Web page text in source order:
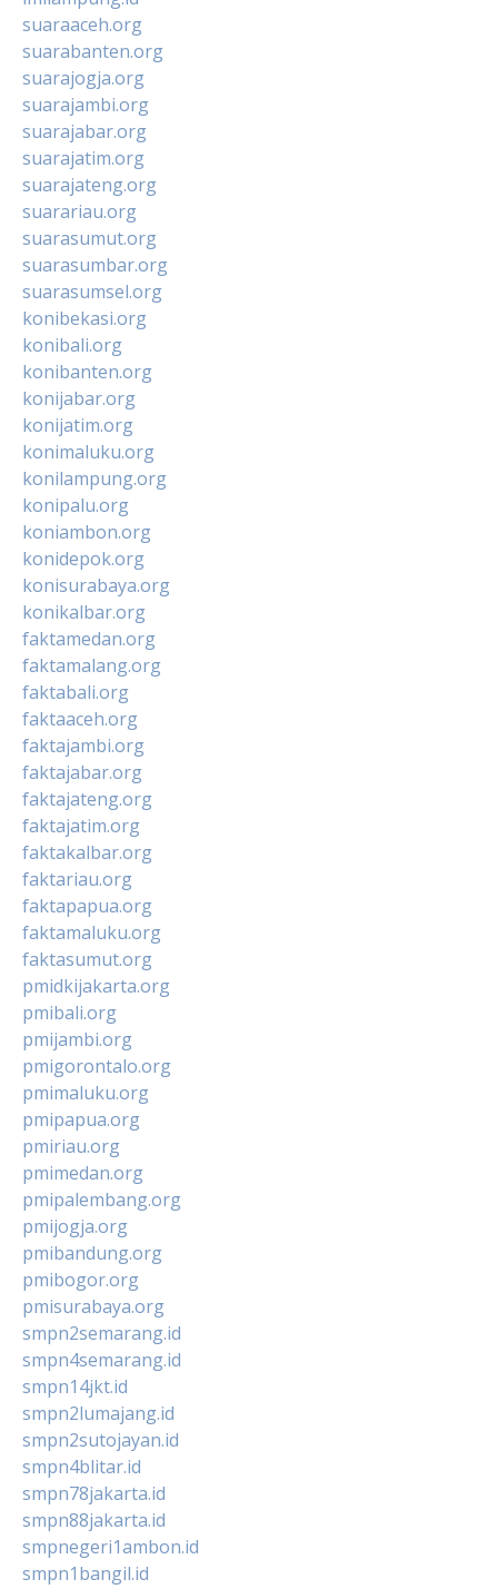
suaraaceh.org
suarabanten.org
suarajogja.org
suarajambi.org
suarajabar.org
suarajatim.org
suarajateng.org
suarariau.org
suarasumut.org
suarasumbar.org
suarasumsel.org
konibekasi.org
konibali.org
konibanten.org
konijabar.org
konijatim.org
konimaluku.org
konilampung.org
konipalu.org
koniambon.org
konidepok.org
konisurabaya.org
konikalbar.org
faktamedan.org
faktamalang.org
faktabali.org
faktaaceh.org
faktajambi.org
faktajabar.org
faktajateng.org
faktajatim.org
faktakalbar.org
faktariau.org
faktapapua.org
faktamaluku.org
faktasumut.org
pmidkijakarta.org
pmibali.org
pmijambi.org
pmigorontalo.org
pmimaluku.org
pmipapua.org
pmiriau.org
pmimedan.org
pmipalembang.org
pmijogja.org
pmibandung.org
pmibogor.org
pmisurabaya.org
smpn2semarang.id
smpn4semarang.id
smpn14jkt.id
smpn2lumajang.id
smpn2sutojayan.id
smpn4blitar.id
smpn78jakarta.id
smpn88jakarta.id
smpnegeri1ambon.id
smpn1bangil.id